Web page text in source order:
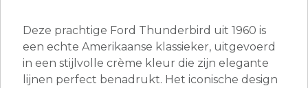
Deze prachtige Ford Thunderbird uit 1960 is
een echte Amerikaanse klassieker, uitgevoerd
in een stijlvolle crème kleur die zijn elegante
lijnen perfect benadrukt. Het iconische design